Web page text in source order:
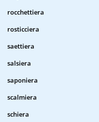
rocchettiera
rosticciera
saettiera
salsiera
saponiera
scalmiera
schiera